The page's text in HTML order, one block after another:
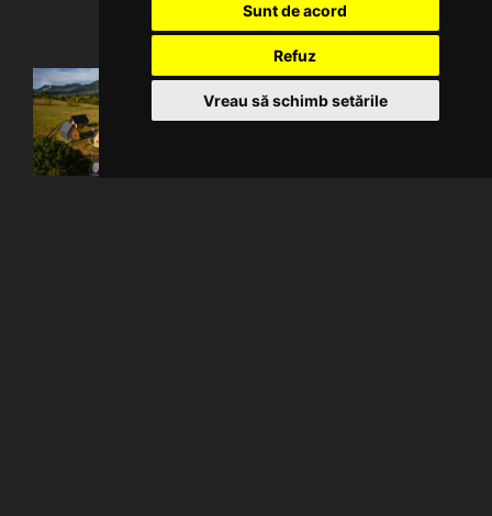
Sunt de acord
Refuz
Vreau să schimb setările